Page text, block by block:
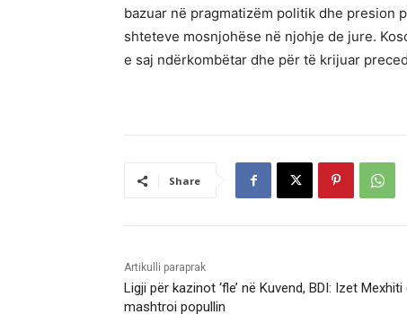
bazuar në pragmatizëm politik dhe presion
shteteve mosnjohëse në njohje de jure.
e saj ndërkombëtar dhe për të krijuar
Share
Artikulli paraprak
Ligji për kazinot ‘fle’ në Kuvend, BDI: Izet Mexhiti
mashtroi popullin